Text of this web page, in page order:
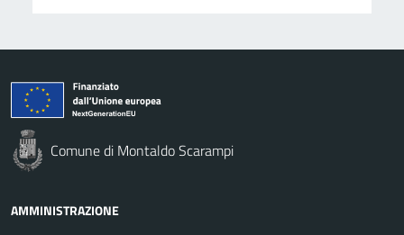
Comune di Montaldo Scarampi
AMMINISTRAZIONE